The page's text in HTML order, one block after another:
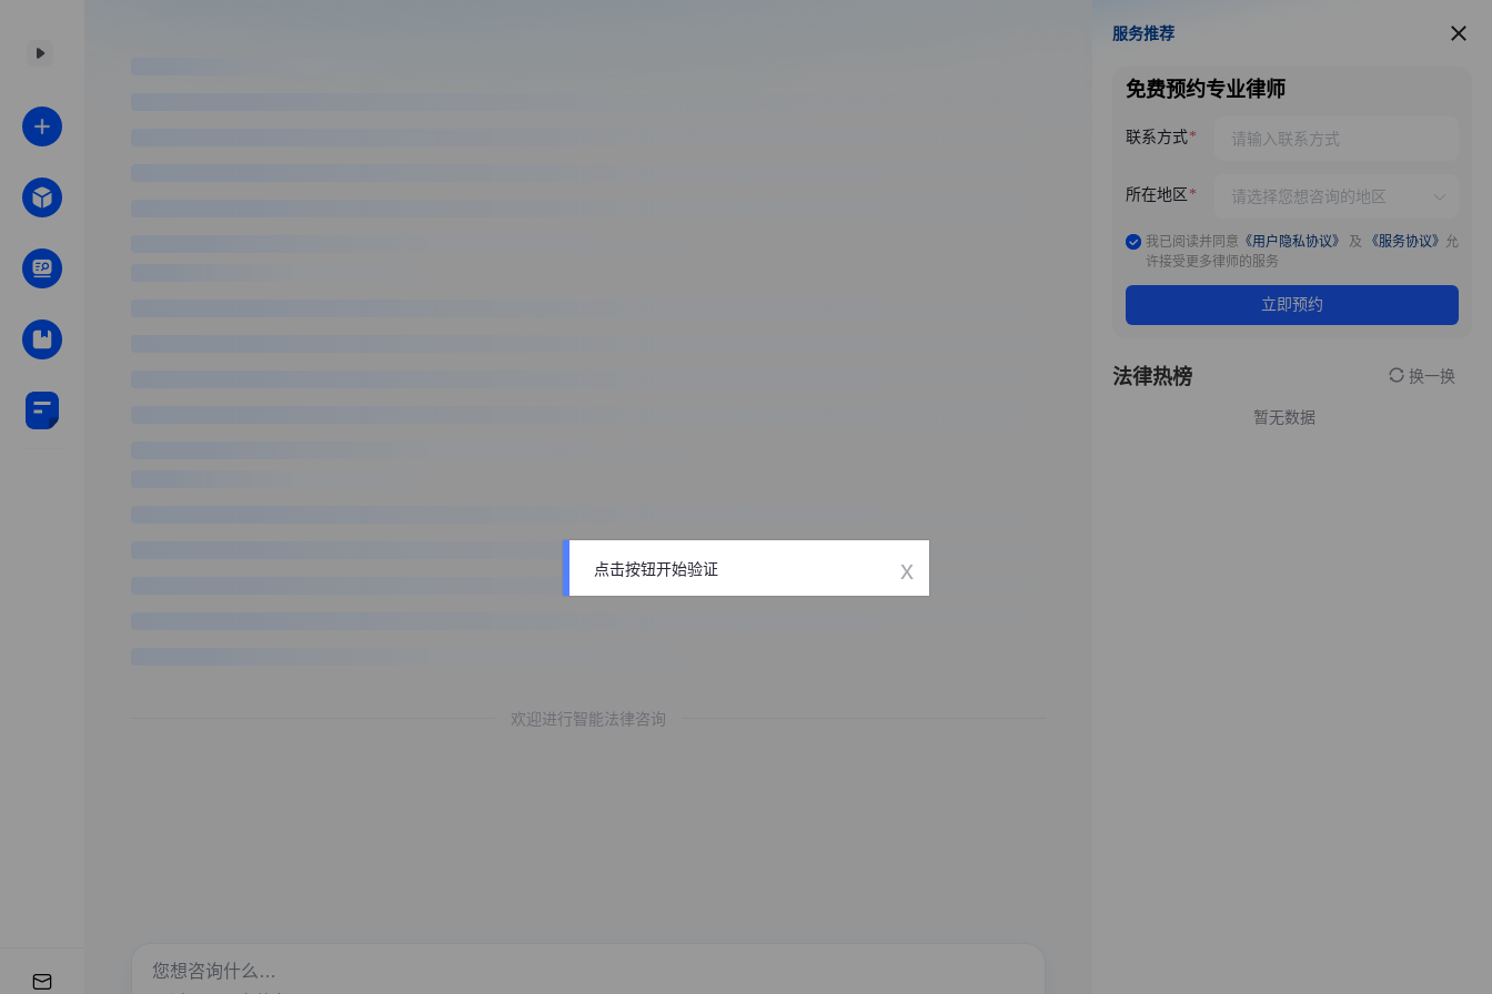
欢迎进行智能法律咨询
服务推荐
服务推荐
免费预约专业律师
联系方式
所在地区
我已阅读并同意 《用户隐私协议》 及 《服务协议》 允
许接受更多律师的服务
立即预约
法律热榜 换一换
暂无数据
点击按钮开始验证 x